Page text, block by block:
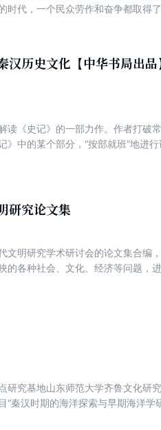
代，一个民众劳作和奋争都取得
化强势崛起、社会朝气蓬勃的古代
向。
汉历史文化【中华书局出品
读《史记》的一部力作。作者打破
》中的某个部分，“按部就班”地进
研究论文集
文明研究学术研讨会的论文集合编
的各种社会、文化、经济等问题，
研究基地山东师范大学齐鲁文化研
“秦汉时期的海洋探索与早期海洋